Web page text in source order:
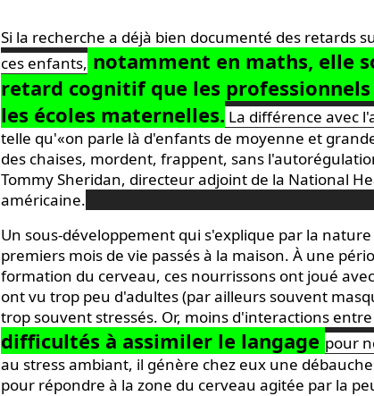
Si la recherche a déjà bien documenté des retards
ces enfants, notamment en maths, elle
retard cognitif que les
les écoles maternelles. La différence avec
telle qu'«on parle là d'enfants de moyenne et
des chaises, mordent, frappent, sans
Tommy Sheridan, directeur adjoint de la National
américaine.
Un sous-développement qui s'explique par la
premiers mois de vie passés à la maison. À une
formation du cerveau, ces nourrissons ont joué
ont vu trop peu d'adultes (par ailleurs souvent
trop souvent stressés. Or, moins d'interactions
difficultés à assimiler le langage pour
au stress ambiant, il génère chez eux une
pour répondre à la zone du cerveau agitée par la